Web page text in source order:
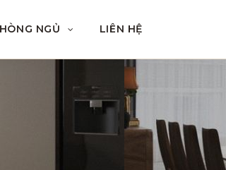
NGỦ LIÊN HỆ